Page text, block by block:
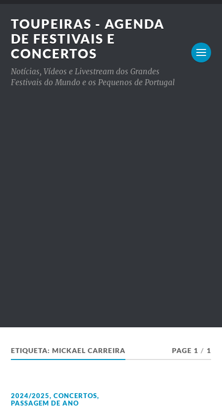
TOUPEIRAS - AGENDA
DE FESTIVAIS E
CONCERTOS
Notícias, Vídeos e Livestream dos Grandes
Festivais do Mundo e os Pequenos de Portugal
ETIQUETA:MICKAEL CARREIRA PAGE 1 / 1
2024/2025,CONCERTOS,
PASSAGEM DE ANO